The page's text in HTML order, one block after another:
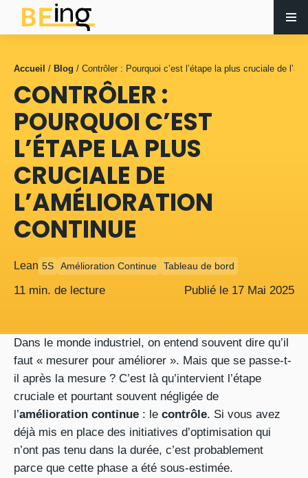
Accueil / Blog / Contrôler : Pourquoi c’est l’étape la plus cruciale de
CONTRÔLER :
POURQUOI C’EST
L’ÉTAPE LA PLUS
CRUCIALE DE
L’AMÉLIORATION
CONTINUE
Lean 5S Amélioration Continue Tableau de bord
11 min. de lecture Publié le 17 Mai 2025
Dans le monde industriel, on entend souvent dire qu’il
faut « mesurer pour améliorer ». Mais que se passe-t-
il après la mesure ? C’est là qu’intervient l’étape
cruciale et pourtant souvent négligée de
l’amélioration continue : le contrôle. Si vous avez
déjà mis en place des initiatives d’optimisation qui
n’ont pas tenu dans la durée, c’est probablement
parce que cette phase a été sous-estimée.